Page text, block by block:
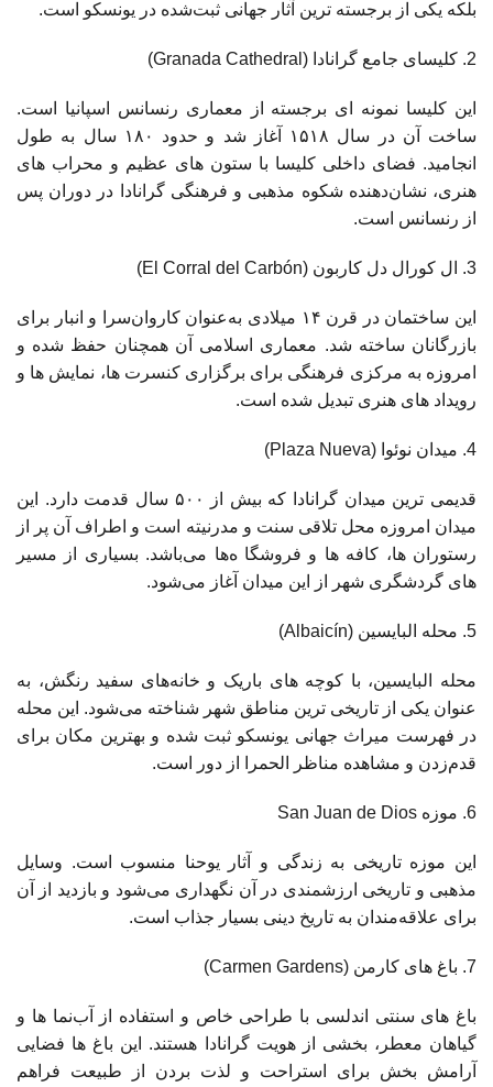
بلکه یکی از برجسته‌ ترین آثار جهانی ثبت‌شده در یونسکو است.
کلیسای جامع گرانادا (Granada Cathedral)
این کلیسا نمونه ‌ای برجسته از معماری رنسانس اسپانیا است.
ساخت آن در سال ۱۵۱۸ آغاز شد و حدود ۱۸۰ سال به طول
انجامید. فضای داخلی کلیسا با ستون ‌های عظیم و محراب‌ های
هنری، نشان‌دهنده شکوه مذهبی و فرهنگی گرانادا در دوران پس
از رنسانس است.
ال کورال دل کاربون (El Corral del Carbón)
این ساختمان در قرن ۱۴ میلادی به‌عنوان کاروان‌سرا و انبار برای
بازرگانان ساخته شد. معماری اسلامی آن همچنان حفظ شده و
امروزه به مرکزی فرهنگی برای برگزاری کنسرت‌ ها، نمایش ‌ها و
رویداد های هنری تبدیل شده است.
میدان نوئوا (Plaza Nueva)
قدیمی ‌ترین میدان گرانادا که بیش از ۵۰۰ سال قدمت دارد. این
میدان امروزه محل تلاقی سنت و مدرنیته است و اطراف آن پر از
رستوران‌ ها، کافه ‌ها و فروشگا ه‌ها می‌باشد. بسیاری از مسیر
های گردشگری شهر از این میدان آغاز می‌شود.
محله البایسین (Albaicín)
محله البایسین، با کوچه‌ های باریک و خانه‌های سفید رنگش، به
‌عنوان یکی از تاریخی ‌ترین مناطق شهر شناخته می‌شود. این محله
در فهرست میراث جهانی یونسکو ثبت شده و بهترین مکان برای
قدم‌زدن و مشاهده مناظر الحمرا از دور است.
موزه San Juan de Dios
این موزه تاریخی به زندگی و آثار یوحنا منسوب است. وسایل
مذهبی و تاریخی ارزشمندی در آن نگهداری می‌شود و بازدید از آن
برای علاقه‌مندان به تاریخ دینی بسیار جذاب است.
باغ‌ های کارمن (Carmen Gardens)
باغ‌ های سنتی اندلسی با طراحی خاص و استفاده از آب‌نما ها و
گیاهان معطر، بخشی از هویت گرانادا هستند. این باغ‌ ها فضایی
آرامش ‌بخش برای استراحت و لذت بردن از طبیعت فراهم